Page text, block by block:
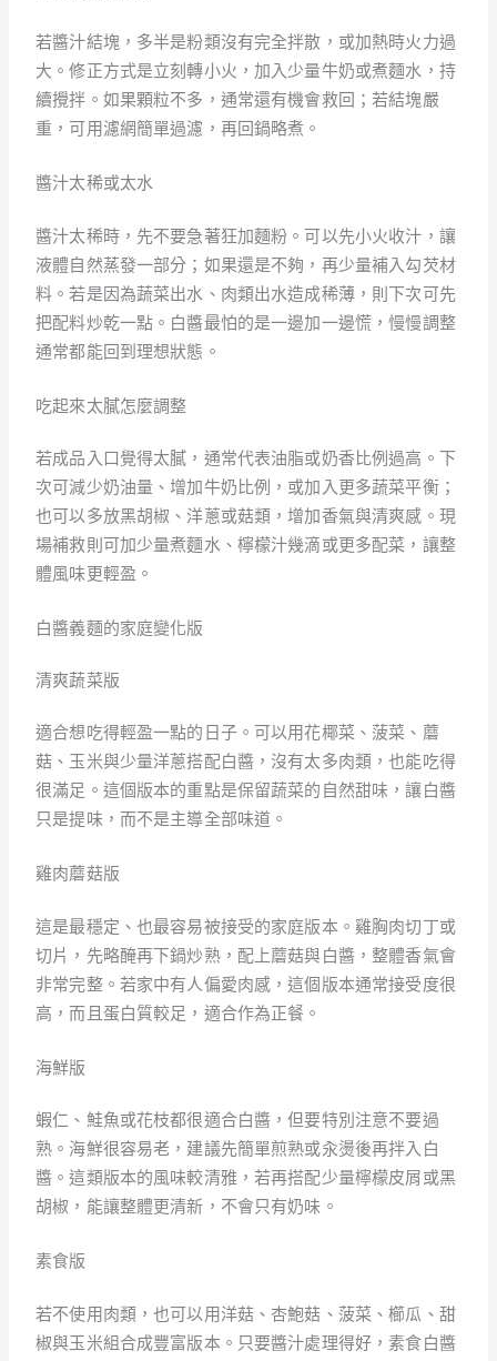
若醬汁結塊，多半是粉類沒有完全拌散，或加熱時火力過
大。修正方式是立刻轉小火，加入少量牛奶或煮麵水，持
續攪拌。如果顆粒不多，通常還有機會救回；若結塊嚴
重，可用濾網簡單過濾，再回鍋略煮。
醬汁太稀或太水
醬汁太稀時，先不要急著狂加麵粉。可以先小火收汁，讓
液體自然蒸發一部分；如果還是不夠，再少量補入勾芡材
料。若是因為蔬菜出水、肉類出水造成稀薄，則下次可先
把配料炒乾一點。白醬最怕的是一邊加一邊慌，慢慢調整
通常都能回到理想狀態。
吃起來太膩怎麼調整
若成品入口覺得太膩，通常代表油脂或奶香比例過高。下
次可減少奶油量、增加牛奶比例，或加入更多蔬菜平衡；
也可以多放黑胡椒、洋蔥或菇類，增加香氣與清爽感。現
場補救則可加少量煮麵水、檸檬汁幾滴或更多配菜，讓整
體風味更輕盈。
白醬義麵的家庭變化版
清爽蔬菜版
適合想吃得輕盈一點的日子。可以用花椰菜、菠菜、蘑
菇、玉米與少量洋蔥搭配白醬，沒有太多肉類，也能吃得
很滿足。這個版本的重點是保留蔬菜的自然甜味，讓白醬
只是提味，而不是主導全部味道。
雞肉蘑菇版
這是最穩定、也最容易被接受的家庭版本。雞胸肉切丁或
切片，先略醃再下鍋炒熟，配上蘑菇與白醬，整體香氣會
非常完整。若家中有人偏愛肉感，這個版本通常接受度很
高，而且蛋白質較足，適合作為正餐。
海鮮版
蝦仁、鮭魚或花枝都很適合白醬，但要特別注意不要過
熟。海鮮很容易老，建議先簡單煎熟或汆燙後再拌入白
醬。這類版本的風味較清雅，若再搭配少量檸檬皮屑或黑
胡椒，能讓整體更清新，不會只有奶味。
素食版
若不使用肉類，也可以用洋菇、杏鮑菇、菠菜、櫛瓜、甜
椒與玉米組合成豐富版本。只要醬汁處理得好，素食白醬